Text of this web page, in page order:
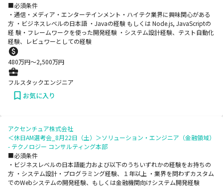
■必須条件
・通信・メディア・エンターテインメント・ハイテク業界に興味関心がある
方 ・ビジネスレベルの日本語 ・Javaの経験 もしくは Node.js, JavaScriptの
経 験・フレームワークを使った開発経験 ・システム設計経験、テスト自動化
経験、レビュワーとしての経験
480万円〜2,500万円
フルスタックエンジニア
お気に入り
アクセンチュア株式会社
＜休日AM選考会_8月22日（土）＞ソリューション・エンジニア（金融領域）
- テクノロジー コンサルティング本部
■必須条件
・ビジネスレベルの日本語能力および以下のうちいずれかの経験をお持ちの
方 ・システム設計・プログラミング経験、１年以上 ・業界を問わずカスタム
でのWebシステムの開発経験、もしくは金融機関向けシステム開発経験